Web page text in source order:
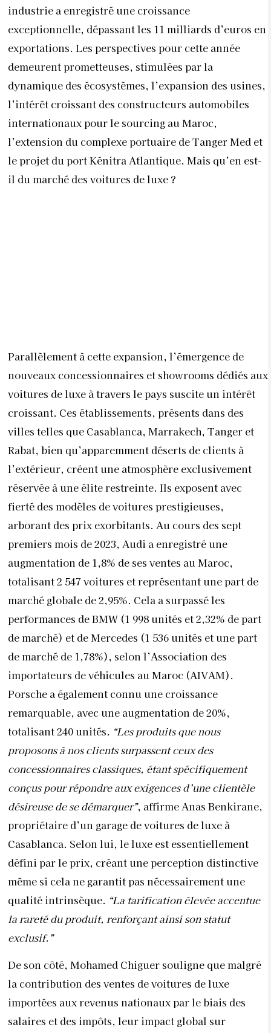
industrie a enregistré une croissance
exceptionnelle, dépassant les 11 milliards d’euros en
exportations. Les perspectives pour cette année
demeurent prometteuses, stimulées par la
dynamique des écosystèmes, l’expansion des usines,
l’intérêt croissant des constructeurs automobiles
internationaux pour le sourcing au Maroc,
l’extension du complexe portuaire de Tanger Med et
le projet du port Kénitra Atlantique. Mais qu’en est-
il du marché des voitures de luxe ?
fierté des modèles de voitures prestigieuses,
arborant des prix exorbitants. Au cours des sept
premiers mois de 2023, Audi a enregistré une
augmentation de 1,8% de ses ventes au Maroc,
totalisant 2 547 voitures et représentant une part de
marché globale de 2,95%. Cela a surpassé les
performances de BMW (1 998 unités et 2,32% de part
de marché) et de Mercedes (1 536 unités et une part
de marché de 1,78%), selon l’Association des
importateurs de véhicules au Maroc (AIVAM).
Porsche a également connu une croissance
remarquable, avec une augmentation de 20%,
totalisant 240 unités. “Les produits que nous
proposons à nos clients surpassent ceux des
concessionnaires classiques, étant spécifiquement
conçus pour répondre aux exigences d’une clientèle
désireuse de se démarquer”, affirme Anas Benkirane,
propriétaire d’un garage de voitures de luxe à
Casablanca. Selon lui, le luxe est essentiellement
défini par le prix, créant une perception distinctive
même si cela ne garantit pas nécessairement une
qualité intrinsèque.“La tarification élevée accentue
la rareté du produit, renforçant ainsi son statut
exclusif.”
De son côté, Mohamed Chiguer souligne que malgré
la contribution des ventes de voitures de luxe
importées aux revenus nationaux par le biais des
salaires et des impôts, leur impact global sur
l’économie marocaine semble limité.“La sous-
traitance pourrait être une opportunité pour le pays
d’acquérir des compétences techniques en matière de
également être considérée comme un premier pas vers
l’économiste. Il insiste sur le fait que, en sous-